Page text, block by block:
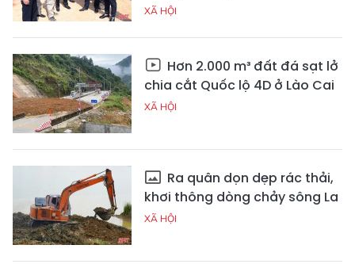
XÃ HỘI
Hơn 2.000 m³ đất đá sạt lở
chia cắt Quốc lộ 4D ở Lào Cai
XÃ HỘI
Ra quân dọn dẹp rác thải,
khơi thông dòng chảy sông La
XÃ HỘI